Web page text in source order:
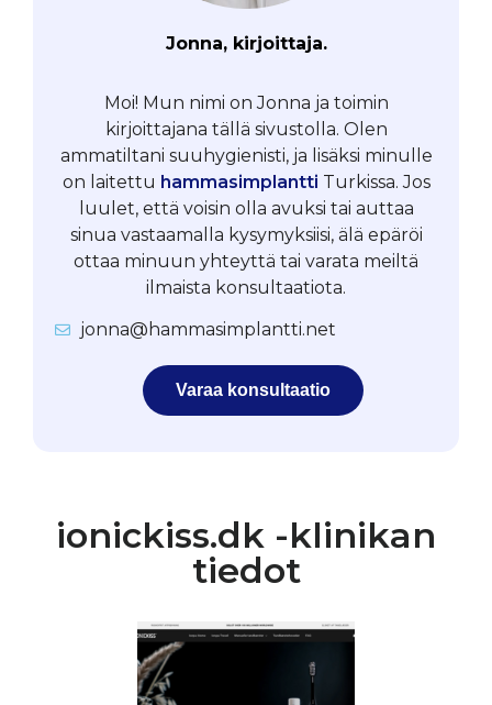
Jonna, kirjoittaja.
Moi! Mun nimi on Jonna ja toimin
kirjoittajana tällä sivustolla. Olen
ammatiltani suuhygienisti, ja lisäksi minulle
on laitettu hammasimplantti Turkissa. Jos
luulet, että voisin olla avuksi tai auttaa
sinua vastaamalla kysymyksiisi, älä epäröi
ottaa minuun yhteyttä tai varata meiltä
ilmaista konsultaatiota.
jonna@hammasimplantti.net
Varaa konsultaatio
ionickiss.dk -klinikan
tiedot